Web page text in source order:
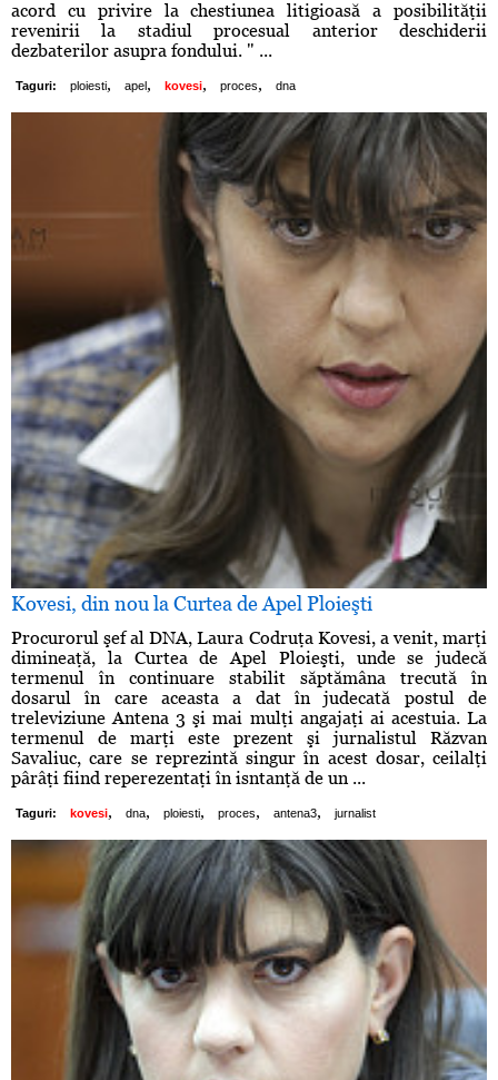
acord cu privire la chestiunea litigioasă a posibilităţii
revenirii la stadiul procesual anterior deschiderii
dezbaterilor asupra fondului. " ...
Taguri: ploiesti, apel , kovesi, proces, dna
Kovesi, din nou la Curtea de Apel Ploieşti
Procurorul şef al DNA, Laura Codruţa Kovesi, a venit, marţi
dimineaţă, la Curtea de Apel Ploieşti, unde se judecă
termenul în continuare stabilit săptămâna trecută în
dosarul în care aceasta a dat în judecată postul de
treleviziune Antena 3 şi mai mulţi angajaţi ai acestuia. La
termenul de marţi este prezent şi jurnalistul Răzvan
Savaliuc, care se reprezintă singur în acest dosar, ceilalţi
pârâţi fiind reperezentaţi în isntanţă de un ...
Taguri: kovesi, dna, ploiesti, proces, antena3, jurnalist